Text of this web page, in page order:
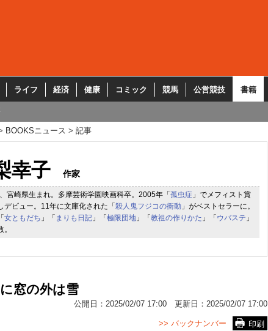
ライフ 経済 健康 コミック 競馬 公営競技 書籍
BOOKSニュース 記事
幸子 作家
宮崎県生まれ。多摩芸術学園映画科卒。2005年「 孤虫症 」でメフィスト賞
デビュー。11年に文庫化された「 殺人鬼フジコの衝動 」がベストセラーに。
女ともだち 」「 まりも日記 」「 極限団地 」「 教祖の作りかた 」「 ウバステ 」
窓の外は雪
公開日： 2025/02/07 17:00 更新日： 2025/02/07 17:00
印刷
>> バックナンバー